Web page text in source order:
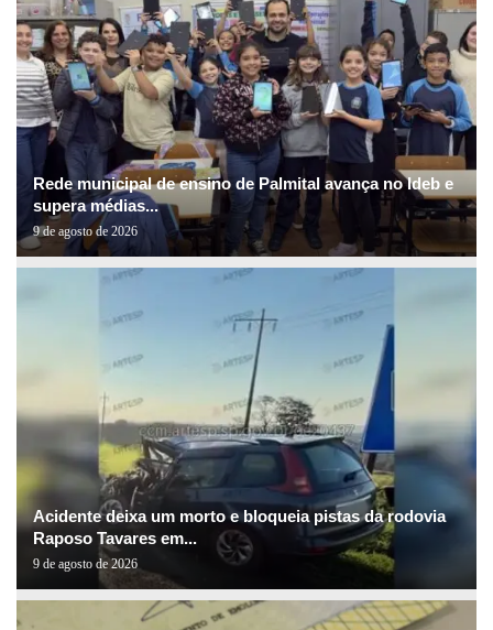
Rede municipal de ensino de Palmital avança no Ideb e
supera médias...
9 de agosto de 2026
Acidente deixa um morto e bloqueia pistas da rodovia
Raposo Tavares em...
9 de agosto de 2026